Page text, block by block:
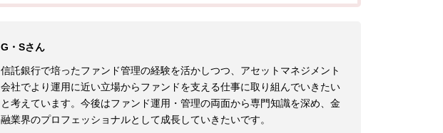
G・Sさん
信託銀行で培ったファンド管理の経験を活かしつつ、アセットマネジメント
会社でより運用に近い立場からファンドを支える仕事に取り組んでいきたい
と考えています。今後はファンド運用・管理の両面から専門知識を深め、金
融業界のプロフェッショナルとして成長していきたいです。